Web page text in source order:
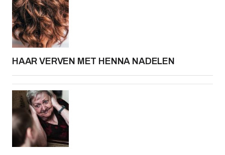
HAAR VERVEN MET HENNA NADELEN